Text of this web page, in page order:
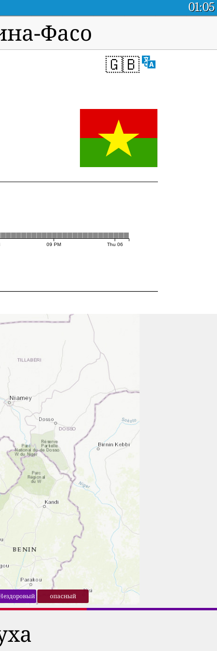
01:05
Фасо
🇬🇧
09 PM Thu 06
опасный